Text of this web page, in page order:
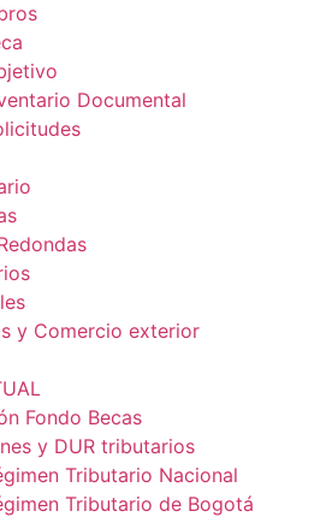
Documental
y Comercio exterior
Fondo Becas
y DUR tributarios
Tributario Nacional
Tributario de Bogotá